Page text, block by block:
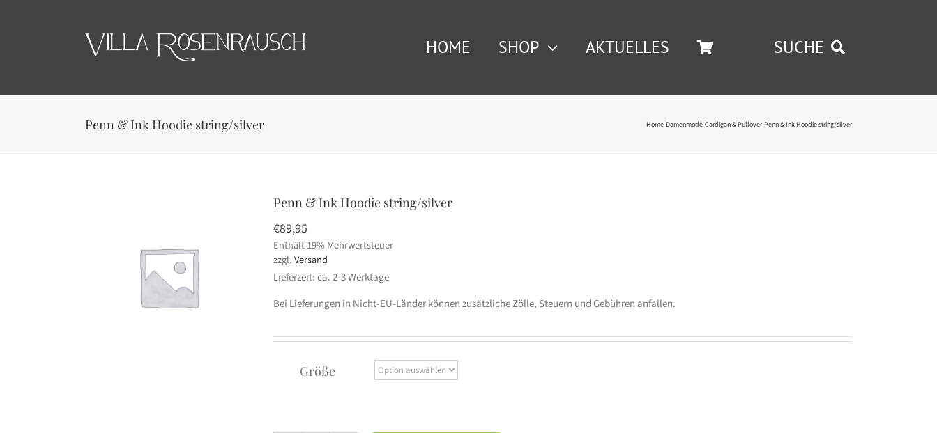
HOME SHOP AKTUELLES SUCHE
Penn & Ink Hoodie string/silver Home-Damenmode-Cardigan & Pullover-Penn & Ink Hoodie string/silver
Penn & Ink Hoodie string/silver
€89,95
Enthält 19% Mehrwertsteuer
zzgl.Versand
Lieferzeit: ca. 2-3 Werktage
Bei Lieferungen in Nicht-EU-Länder können zusätzliche Zölle, Steuern und Gebühren anfallen.
Größe